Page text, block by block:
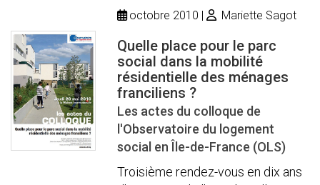
octobre 2010 Mariette Sagot
Quelle place pour le parc
social dans la mobilité
résidentielle des ménages
franciliens ?
Les actes du colloque de
l'Observatoire du logement
social en Île-de-France (OLS)
Troisième rendez-vous en dix ans